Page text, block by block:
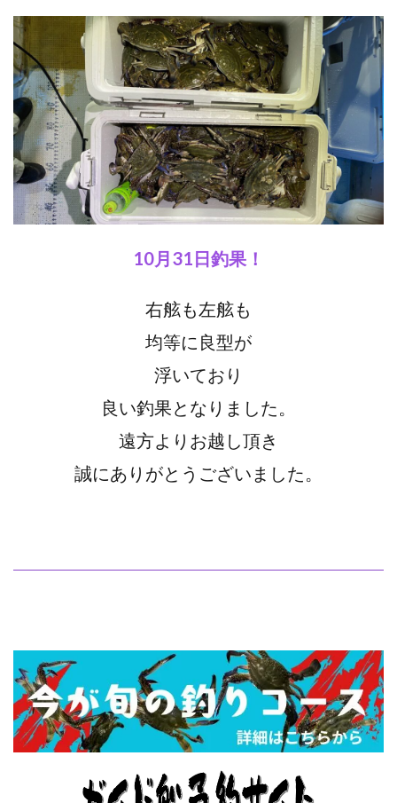
10月31日釣果！
右舷も左舷も
均等に良型が
浮いており
良い釣果となりました。
遠方よりお越し頂き
誠にありがとうございました。